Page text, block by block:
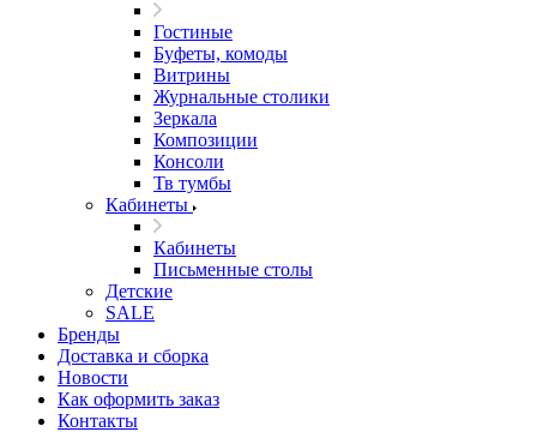
Гостиные
Буфеты, комоды
Витрины
Журнальные столики
Зеркала
Композиции
Консоли
Тв тумбы
Кабинеты
Кабинеты
Письменные столы
Детские
SALE
Бренды
Доставка и сборка
Новости
Как оформить заказ
Контакты